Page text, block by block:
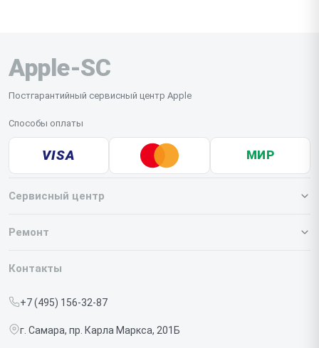
Apple-SC
Постгарантийный сервисный центр Apple
Способы оплаты
VISA МИР
Сервисный центр
О нашем сервисе
Срочный ремонт
Доставка и способы оплаты
Ремонт
Iphone
Контакты
+7 (495) 156-32-87
г. Самара, пр. Карла Маркса, 201Б